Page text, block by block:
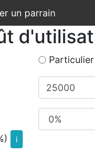
un parrain
Particulier
i